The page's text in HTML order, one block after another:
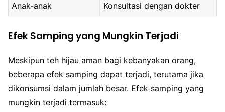
Anak-anak Konsultasi dengan dokter
Efek Samping yang Mungkin Terjadi
Meskipun teh hijau aman bagi kebanyakan orang,
beberapa efek samping dapat terjadi, terutama jika
dikonsumsi dalam jumlah besar. Efek samping yang
mungkin terjadi termasuk: